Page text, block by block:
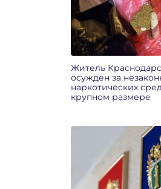
Житель
осужден за
наркотических
крупном размере